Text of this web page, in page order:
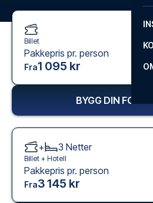
Billet
Pakkepris pr. person
Fra1 095 kr
BYGG DIN
+ 3 Netter
Billet + Hotell
Pakkepris pr. person
Fra3 145 kr